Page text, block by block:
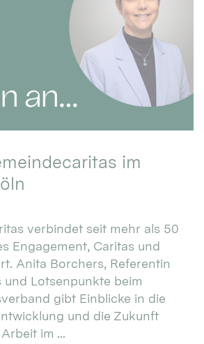
im
verbindet seit mehr als 50
Engagement, Caritas und
Anita Borchers, Referentin
und Lotsenpunkte beim
gibt Einblicke in die
und die Zukunft
im ...